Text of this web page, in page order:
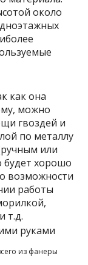
около
как она
можно
гвоздей и
по металлу
или
будет хорошо
возможности
работы
т.д.
из фанеры